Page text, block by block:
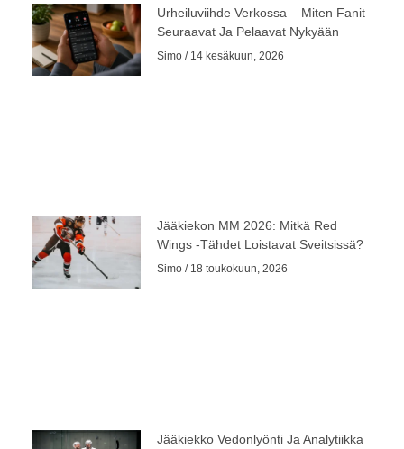
Urheiluviihde Verkossa – Miten Fanit
Seuraavat Ja Pelaavat Nykyään
Simo 14 kesäkuun, 2026
Jääkiekon MM 2026: Mitkä Red
Wings -tähdet Loistavat Sveitsissä?
Simo 18 toukokuun, 2026
Jääkiekko Vedonlyönti Ja Analytiikka